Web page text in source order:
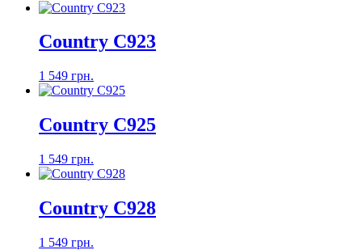
Country C923
1 549 грн.
Country C925
1 549 грн.
Country C928
1 549 грн.